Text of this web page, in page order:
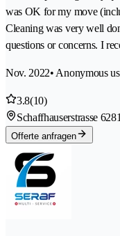
was OK for my move
Cleaning was very well
questions or concerns. I
Nov. 2022• Anonymous
3.8(10)
Schaffhauserstrasse 62
Offerte anfragen